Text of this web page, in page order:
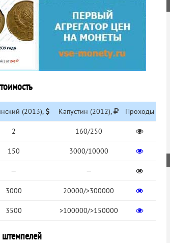
(2013), Капустин (2012), Проходы
2 160/250
150 3000/10000
— —
3000 20000/>300000
3500 >100000/>150000
штемпелей